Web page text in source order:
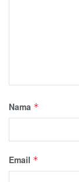
Nama *
Email *